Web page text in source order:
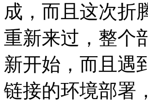
成，而且这次折
重新来过，整个
新开始，而且遇
链接的环境部署